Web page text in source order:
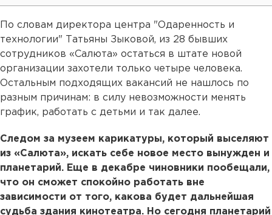
По словам директора центра "Одаренность и
технологии" Татьяны Зыковой, из 28 бывших
сотрудников «Салюта» остаться в штате новой
организации захотели только четыре человека.
Остальным подходящих вакансий не нашлось по
разным причинам: в силу невозможности менять
график, работать с детьми и так далее.
Следом за музеем карикатуры, который выселяют
из «Салюта», искать себе новое место вынужден и
планетарий. Еще в декабре чиновники пообещали,
что он сможет спокойно работать вне
зависимости от того, какова будет дальнейшая
судьба здания кинотеатра. Но сегодня планетарий